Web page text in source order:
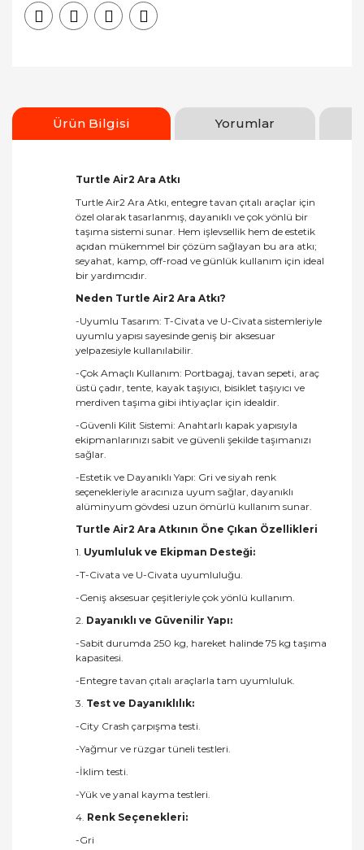
Ürün Bilgisi Yorumlar
Turtle Air2 Ara Atkı
Turtle Air2 Ara Atkı, entegre tavan çıtalı araçlar için
özel olarak tasarlanmış, dayanıklı ve çok yönlü bir
taşıma sistemi sunar. Hem işlevsellik hem de estetik
açıdan mükemmel bir çözüm sağlayan bu ara atkı;
seyahat, kamp, off-road ve günlük kullanım için ideal
bir yardımcıdır.
Neden Turtle Air2 Ara Atkı?
-Uyumlu Tasarım: T-Civata ve U-Civata sistemleriyle
uyumlu yapısı sayesinde geniş bir aksesuar
yelpazesiyle kullanılabilir.
-Çok Amaçlı Kullanım: Portbagaj, tavan sepeti, araç
üstü çadır, tente, kayak taşıyıcı, bisiklet taşıyıcı ve
merdiven taşıma gibi ihtiyaçlar için idealdir.
-Güvenli Kilit Sistemi: Anahtarlı kapak yapısıyla
ekipmanlarınızı sabit ve güvenli şekilde taşımanızı
sağlar.
-Estetik ve Dayanıklı Yapı: Gri ve siyah renk
seçenekleriyle aracınıza uyum sağlar, dayanıklı
alüminyum gövdesi uzun ömürlü kullanım sunar.
Turtle Air2 Ara Atkının Öne Çıkan Özellikleri
1. Uyumluluk ve Ekipman Desteği:
-T-Civata ve U-Civata uyumluluğu.
-Geniş aksesuar çeşitleriyle çok yönlü kullanım.
2. Dayanıklı ve Güvenilir Yapı:
-Sabit durumda 250 kg, hareket halinde 75 kg taşıma
kapasitesi.
-Entegre tavan çıtalı araçlarla tam uyumluluk.
3. Test ve Dayanıklılık:
-City Crash çarpışma testi.
-Yağmur ve rüzgar tüneli testleri.
-İklim testi.
-Yük ve yanal kayma testleri.
4. Renk Seçenekleri:
-Gri